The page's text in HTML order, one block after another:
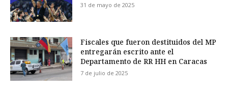
31 de mayo de 2025
Fiscales que fueron destituidos del MP
entregarán escrito ante el
Departamento de RR HH en Caracas
7 de julio de 2025